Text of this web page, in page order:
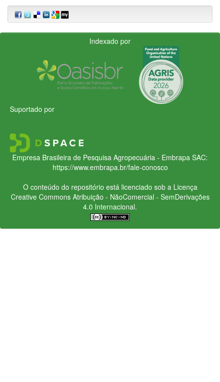
Indexado por
Suportado por
Empresa Brasileira de Pesquisa Agropecuária - Embrapa SAC:
https://www.embrapa.br/fale-conosco
O conteúdo do repositório está licenciado sob a Licença
Creative CommonsAtribuição - NãoComercial - SemDerivações
4.0 Internacional.